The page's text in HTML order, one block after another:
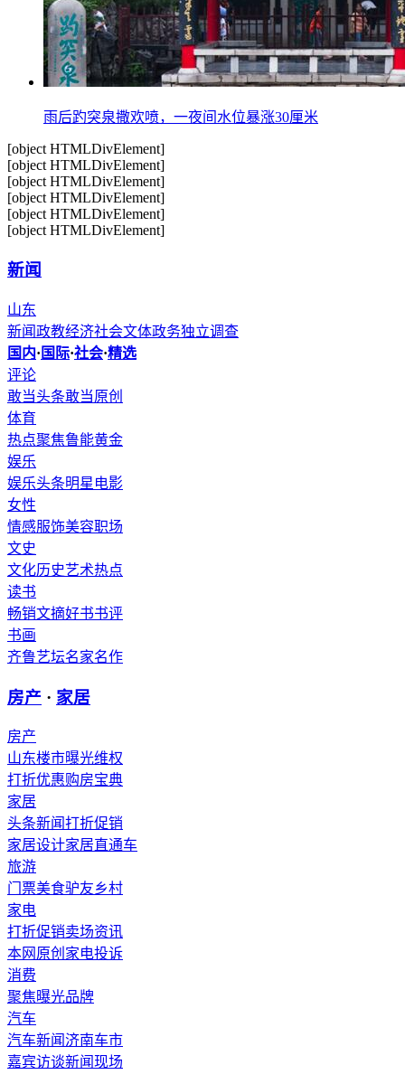
雨后趵突泉撒欢喷，一夜间水位暴涨30厘米
[object HTMLDivElement]
[object HTMLDivElement]
[object HTMLDivElement]
[object HTMLDivElement]
[object HTMLDivElement]
[object HTMLDivElement]
新闻
山东
新闻政教经济社会文体政务独立调查
国内· 国际·社会·精选
评论
敢当头条敢当原创
体育
热点聚焦鲁能黄金
娱乐
娱乐头条明星 电影
女性
情感服饰美容职场
文史
文化历史艺术热点
读书
畅销文摘好书书评
书画
齐鲁艺坛名家名作
房产 · 家居
房产
山东楼市曝光维权
打折优惠购房宝典
家居
头条新闻打折促销
家居设计家居直通车
旅游
门票美食驴友乡村
家电
打折促销卖场资讯
本网原创 家电投诉
消费
聚焦曝光品牌
汽车
汽车新闻济南车市
嘉宾访谈新闻现场